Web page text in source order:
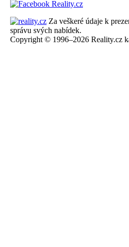
Za veškeré údaje k
správu svých nabídek.
Copyright © 1996–2026 Reality.cz